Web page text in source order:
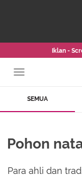
Iklan -
SEMUA
Pohon
Para ahli dan